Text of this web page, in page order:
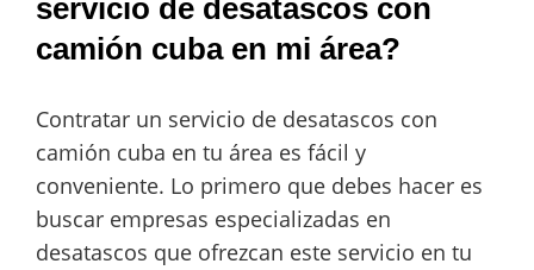
servicio de desatascos con
camión cuba en mi área?
Contratar un servicio de desatascos con
camión cuba en tu área es fácil y
conveniente. Lo primero que debes hacer es
buscar empresas especializadas en
desatascos que ofrezcan este servicio en tu